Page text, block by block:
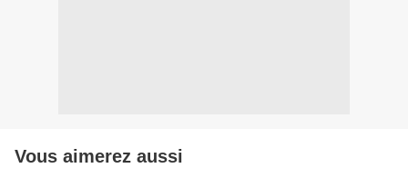
Vous aimerez aussi